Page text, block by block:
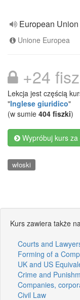
European Union
Unione Europea
+24
Lekcja jest częścią
"Inglese giuridico"
(w sumie 404 fiszki)
Wypróbuj kurs za
włoski
Kurs zawiera także
Courts and
Forming of a
UK and US
Crime and
Companies,
Civil Law